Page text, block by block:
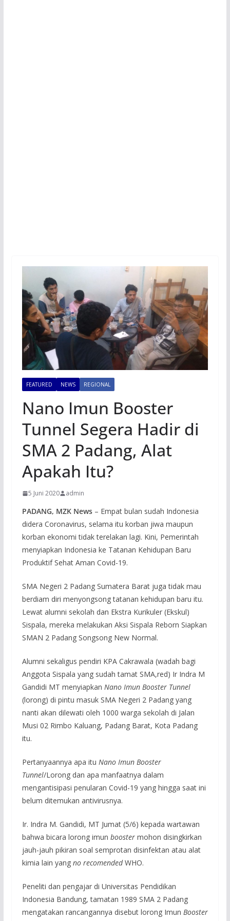
FEATURED NEWS REGIONAL
Nano Imun Booster
Tunnel Segera Hadir di
SMA 2 Padang, Alat
Apakah Itu?
5 Juni 2020 admin
PADANG, MZK News– Empat bulan sudah Indonesia
didera Coronavirus, selama itu korban jiwa maupun
korban ekonomi tidak terelakan lagi. Kini, Pemerintah
menyiapkan Indonesia ke Tatanan Kehidupan Baru
Produktif Sehat Aman Covid-19.
SMA Negeri 2 Padang Sumatera Barat juga tidak mau
berdiam diri menyongsong tatanan kehidupan baru itu.
Lewat alumni sekolah dan Ekstra Kurikuler (Ekskul)
Sispala, mereka melakukan Aksi Sispala Reborn Siapkan
SMAN 2 Padang Songsong New Normal.
Alumni sekaligus pendiri KPA Cakrawala (wadah bagi
Anggota Sispala yang sudah tamat SMA,red) Ir Indra M
Gandidi MT menyiapkan Nano Imun Booster Tunnel
(lorong) di pintu masuk SMA Negeri 2 Padang yang
nanti akan dilewati oleh 1000 warga sekolah di Jalan
Musi 02 Rimbo Kaluang, Padang Barat, Kota Padang
itu.
Pertanyaannya apa itu Nano Imun Booster
Tunnel/Lorong dan apa manfaatnya dalam
mengantisipasi penularan Covid-19 yang hingga saat ini
belum ditemukan antivirusnya.
Ir. Indra M. Gandidi, MT Jumat (5/6) kepada wartawan
bahwa bicara lorong imun boostermohon disingkirkan
jauh-jauh pikiran soal semprotan disinfektan atau alat
kimia lain yang no recomendedWHO.
Peneliti dan pengajar di Universitas Pendidikan
Indonesia Bandung, tamatan 1989 SMA 2 Padang
mengatakan rancangannya disebut lorong Imun Booster